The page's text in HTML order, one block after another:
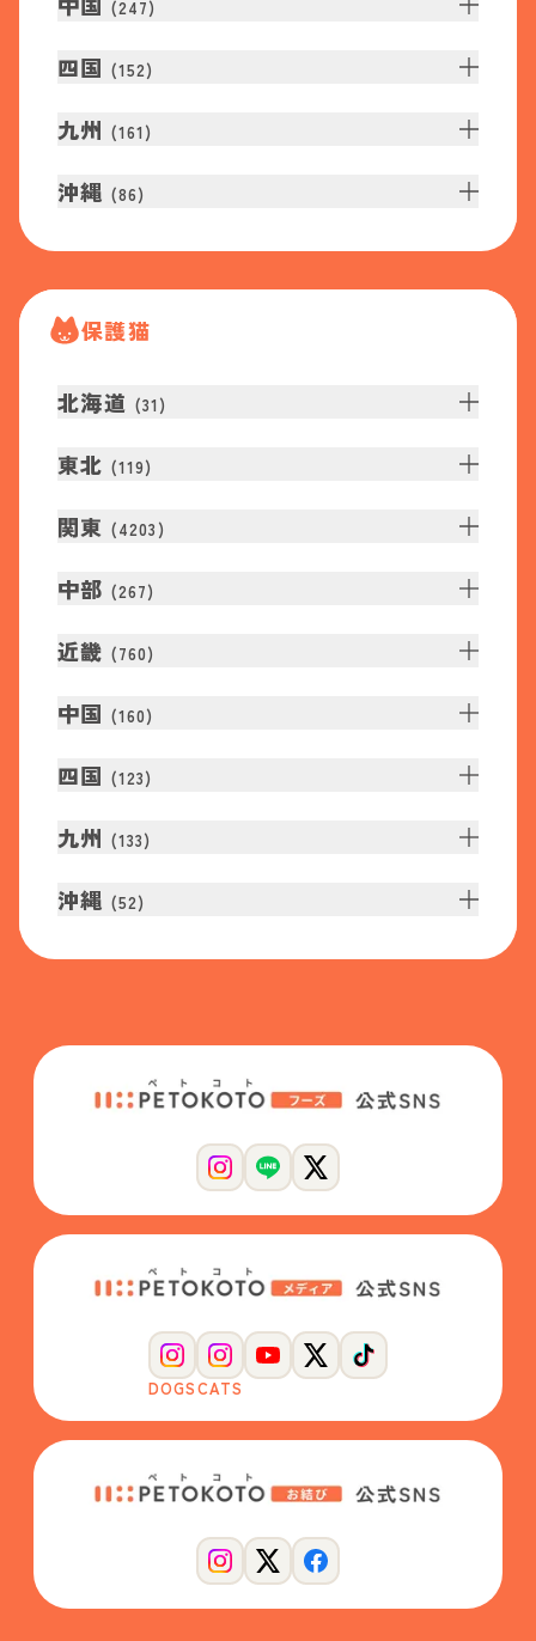
(247)
四国 (152)
九州 (161 )
沖縄 (86)
保護猫
北海道 (31 )
東北 (119)
関東 (4203 )
中部 (267)
近畿 (760)
中国 (160)
四国 (123)
九州 (133)
沖縄 (52)
DOGSCATS